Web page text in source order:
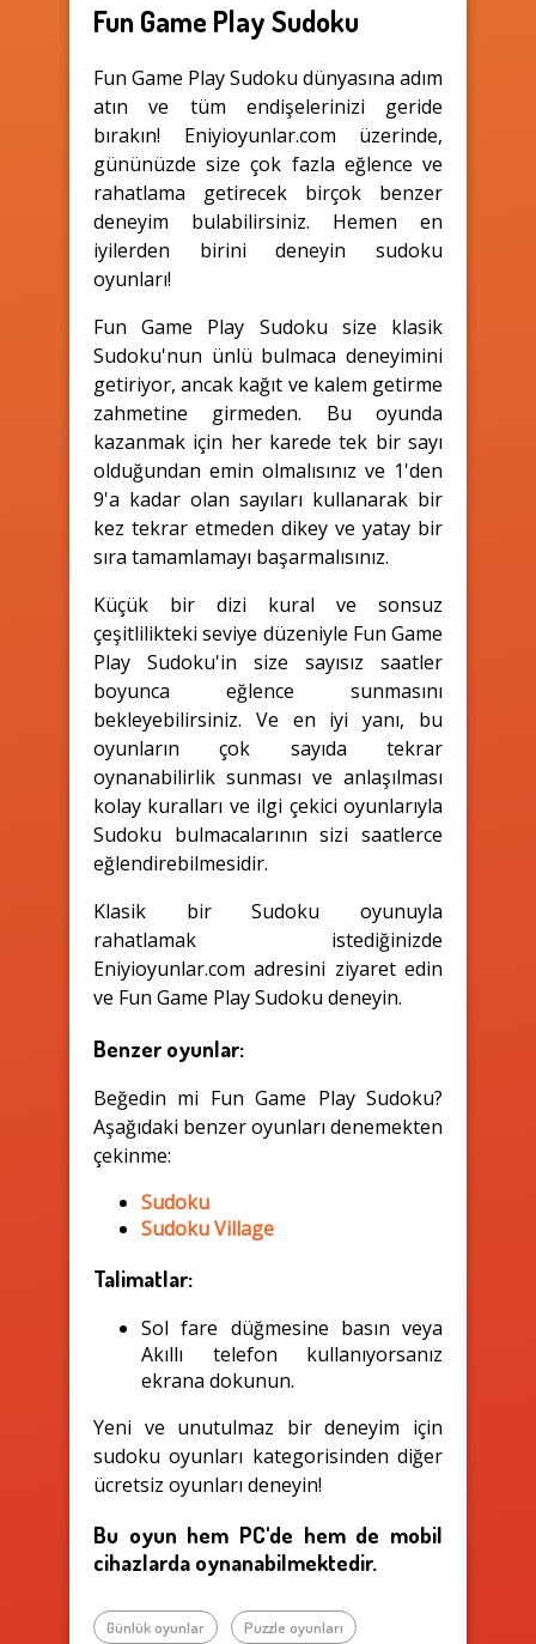
Fun Game Play Sudoku
Fun Game Play Sudoku dünyasına adım
atın ve tüm endişelerinizi geride
bırakın! Eniyioyunlar.com üzerinde,
gününüzde size çok fazla eğlence ve
rahatlama getirecek birçok benzer
deneyim bulabilirsiniz. Hemen en
iyilerden birini deneyin sudoku
oyunları!
Fun Game Play Sudoku size klasik
Sudoku'nun ünlü bulmaca deneyimini
getiriyor, ancak kağıt ve kalem getirme
zahmetine girmeden. Bu oyunda
kazanmak için her karede tek bir sayı
olduğundan emin olmalısınız ve 1'den
9'a kadar olan sayıları kullanarak bir
kez tekrar etmeden dikey ve yatay bir
sıra tamamlamayı başarmalısınız.
Küçük bir dizi kural ve sonsuz
çeşitlilikteki seviye düzeniyle Fun Game
Play Sudoku'in size sayısız saatler
boyunca eğlence sunmasını
bekleyebilirsiniz. Ve en iyi yanı, bu
oyunların çok sayıda tekrar
oynanabilirlik sunması ve anlaşılması
kolay kuralları ve ilgi çekici oyunlarıyla
Sudoku bulmacalarının sizi saatlerce
eğlendirebilmesidir.
Klasik bir Sudoku oyunuyla
rahatlamak istediğinizde
Eniyioyunlar.com adresini ziyaret edin
ve Fun Game Play Sudoku deneyin.
Benzer oyunlar:
Beğedin mi Fun Game Play Sudoku?
Aşağıdaki benzer oyunları denemekten
çekinme:
Sudoku
Sudoku Village
Talimatlar:
Sol fare düğmesine basın veya
Akıllı telefon kullanıyorsanız
ekrana dokunun.
Yeni ve unutulmaz bir deneyim için
sudoku oyunları kategorisinden diğer
ücretsiz oyunları deneyin!
Bu oyun hem PC'de hem de mobil
cihazlarda oynanabilmektedir.
Günlük oyunlar Puzzle oyunları